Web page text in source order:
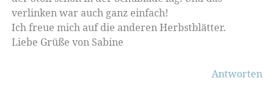
verlinken war auch ganz einfach!
Ich freue mich auf die anderen Herbstblätter.
Liebe Grüße von Sabine
Antworten